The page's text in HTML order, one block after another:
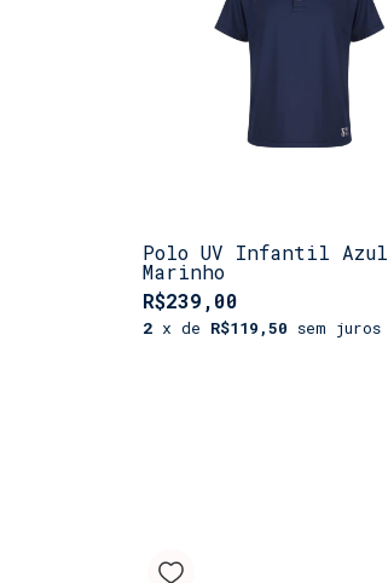
Polo UV Infantil Azul
Marinho
R$239,00
2 x de R$119,50 sem juros